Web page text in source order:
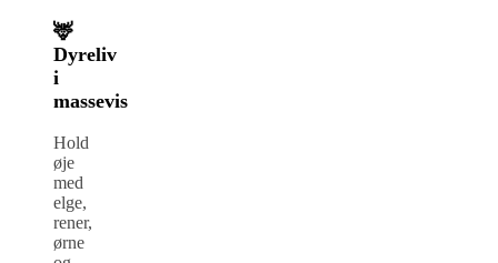
🦌
Dyreliv
i
massevis
Hold
øje
med
elge,
rener,
ørne